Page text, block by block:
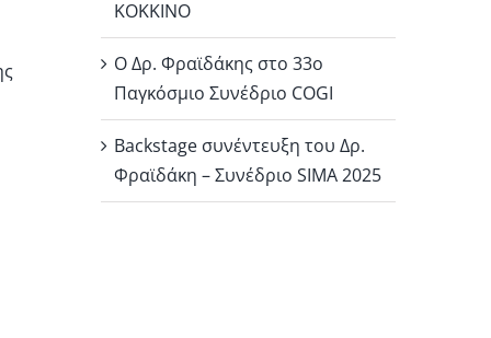
ΚΟΚΚΙΝΟ
Ο Δρ. Φραϊδάκης στο 33ο
Παγκόσμιο Συνέδριο COGI
Backstage συνέντευξη του Δρ.
Φραϊδάκη – Συνέδριο SIMA 2025